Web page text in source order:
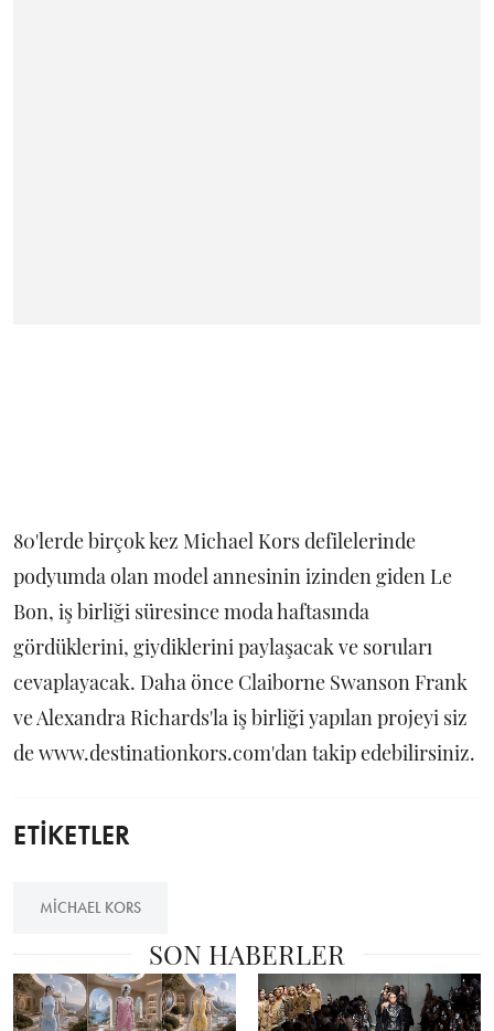
80'lerde birçok kez Michael Kors defilelerinde
podyumda olan model annesinin izinden giden Le
Bon, iş birliği süresince moda haftasında
gördüklerini, giydiklerini paylaşacak ve soruları
cevaplayacak. Daha önce Claiborne Swanson Frank
ve Alexandra Richards'la iş birliği yapılan projeyi siz
de www.destinationkors.com'dan takip edebilirsiniz.
ETİKETLER
MICHAEL KORS
SON HABERLER